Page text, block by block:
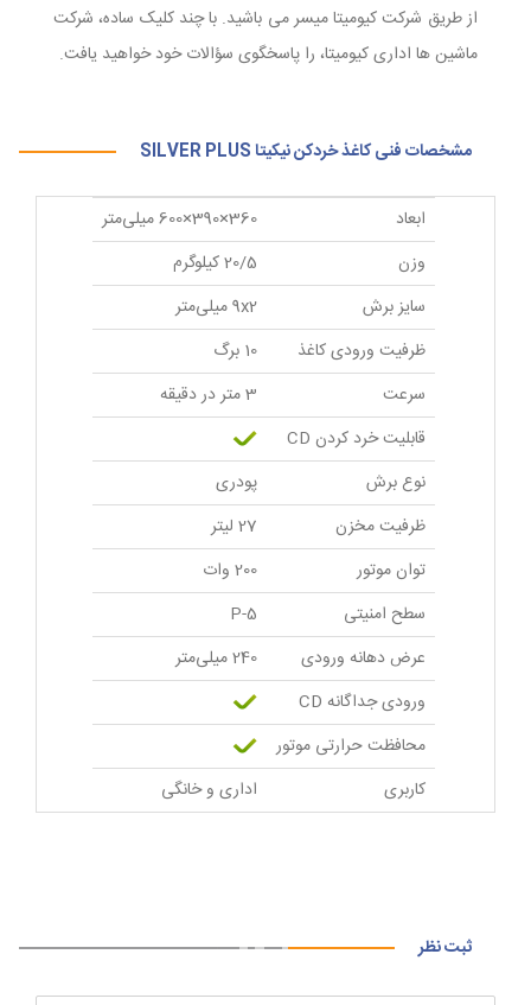
از طریق شرکت کیومیتا میسر می باشید. با چند کلیک ساده، شرکت
ماشین ها اداری کیومیتا، را پاسخگوی سؤالات خود خواهید یافت.
مشخصات فنی کاغذ خردکن نیکیتا SILVER PLUS
ابعاد
360×390×600 میلی‌متر
وزن
20/5 کیلوگرم
سایز برش
9x2 میلی‌متر
ظرفیت ورودی کاغذ
10 برگ
سرعت
3 متر در دقیقه
قابليت خرد کردن CD
نوع برش
پودری
ظرفیت مخزن
27 لیتر
توان موتور
200 وات
سطح امنیتی
P-5
عرض دهانه ورودی
240 میلی‌متر
ورودی جداگانه CD
محافظت حرارتی موتور
کاربری
اداری و خانگی
ثبت نظر